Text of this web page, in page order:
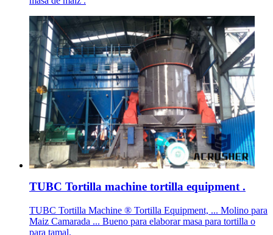
TUBC Tortilla machine tortilla equipment .
TUBC Tortilla Machine ® Tortilla Equipment, ... Molino para
Maiz Camarada ... Bueno para elaborar masa para tortilla o
para tamal.